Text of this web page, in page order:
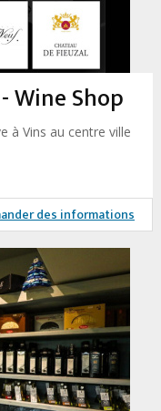
Wine Shop
à Vins au centre ville
des informations